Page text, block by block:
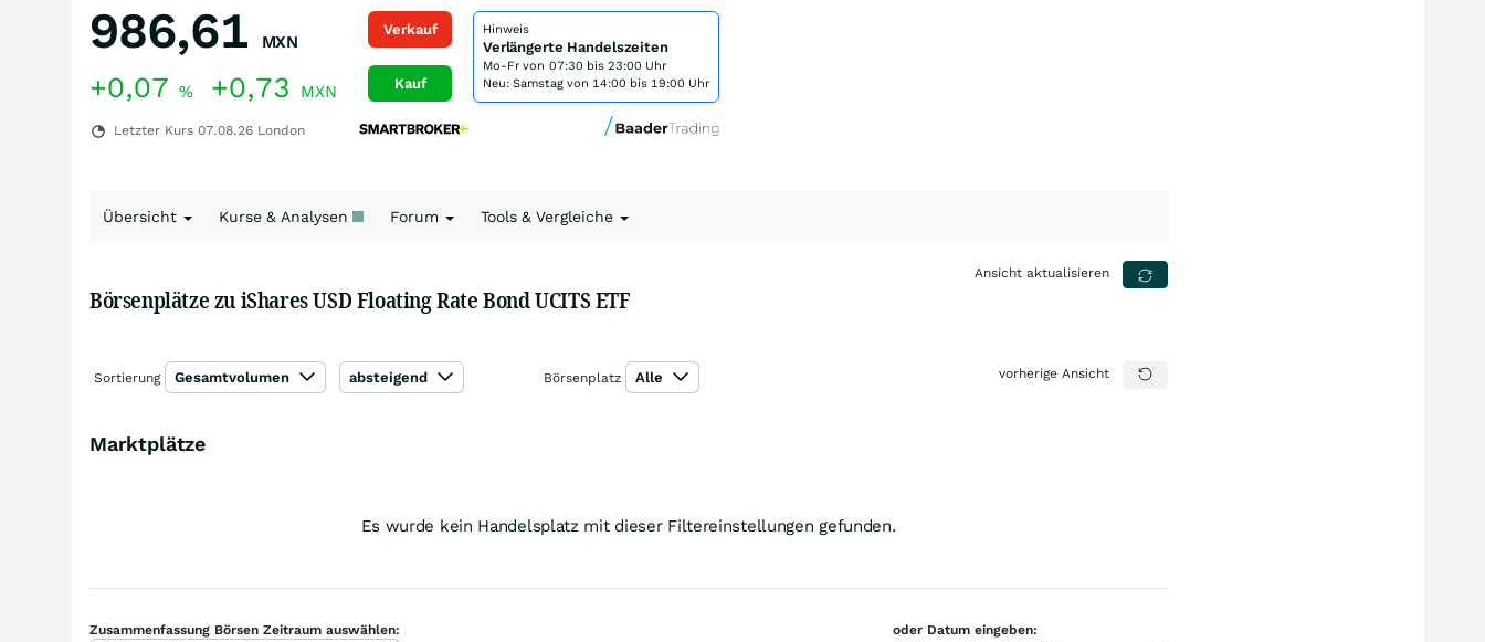
986,61 MXN
+0,07 % +0,73 MXN
Letzter Kurs 07.08.26 London
Verkauf
Kauf
Hinweis
Verlängerte Handelszeiten
Mo-Fr von 07:30 bis 23:00 Uhr
Neu: Samstag von 14:00 bis 19:00 Uhr
Übersicht Kurse & Analysen Forum Tools & Vergleiche
Börsenplätze zu iShares USD Floating Rate Bond UCITS ETF
Ansicht aktualisieren
Sortierung Gesamtvolumen absteigend Börsenplatz Alle vorherige Ansicht
Marktplätze
Es wurde kein Handelsplatz mit dieser Filtereinstellungen gefunden.
Zusammenfassung Börsen Zeitraum auswählen:
oder Datum eingeben: